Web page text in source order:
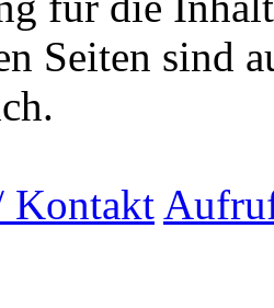
Seiten sind
Kontakt